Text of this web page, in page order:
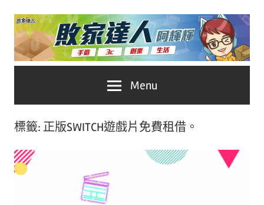
Skip
content
家
人
No.1
遊
戲
科
技
Menu
標籤: 正版SWITCH遊戲片免費租借。